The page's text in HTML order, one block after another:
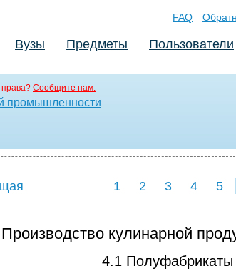
FAQ
Вузы Предметы Пользователи
Сообщите нам.
промышленности
1 2 3 4 5
кулинарной
4.1